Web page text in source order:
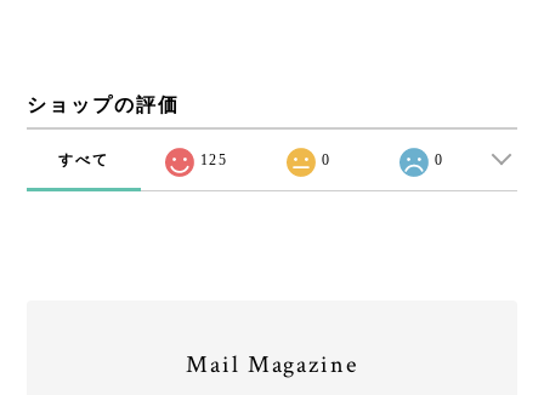
ショップの評価
すべて 125 0 0
Mail Magazine